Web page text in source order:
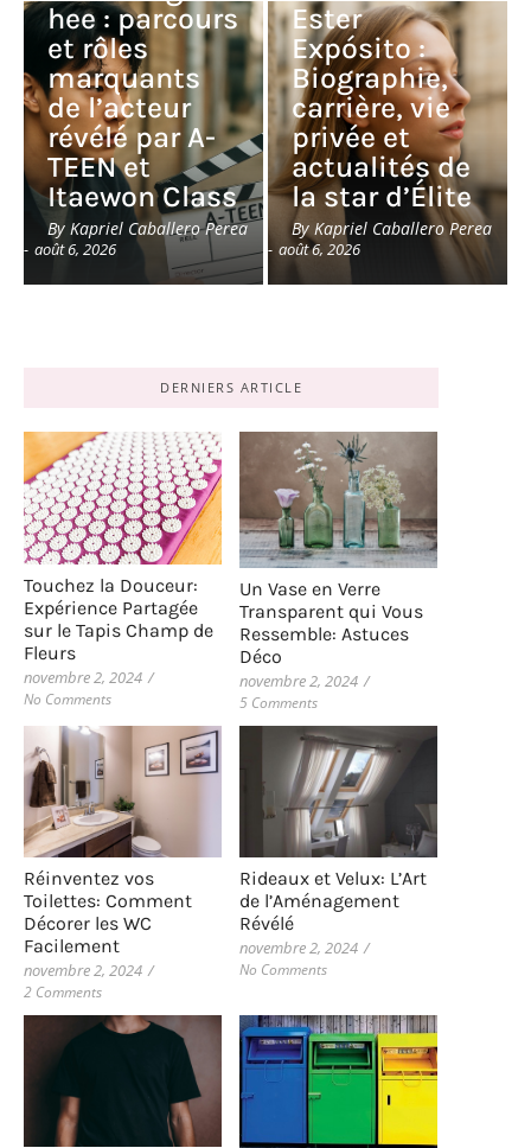
hee : parcours
et rôles
marquants
de l’acteur
révélé par A-
TEEN et
Itaewon Class
By Kapriel Caballero Perea
- août 6, 2026
Ester
Expósito :
Biographie,
carrière, vie
privée et
actualités de
la star d’Élite
By Kapriel Caballero Perea
- août 6, 2026
DERNIERS ARTICLE
Touchez la Douceur:
Expérience Partagée
sur le Tapis Champ de
Fleurs
novembre 2, 2024 /
No Comments
Un Vase en Verre
Transparent qui Vous
Ressemble: Astuces
Déco
novembre 2, 2024 /
5 Comments
Réinventez vos
Toilettes: Comment
Décorer les WC
Facilement
novembre 2, 2024 /
2 Comments
Rideaux et Velux: L’Art
de l’Aménagement
Révélé
novembre 2, 2024 /
No Comments